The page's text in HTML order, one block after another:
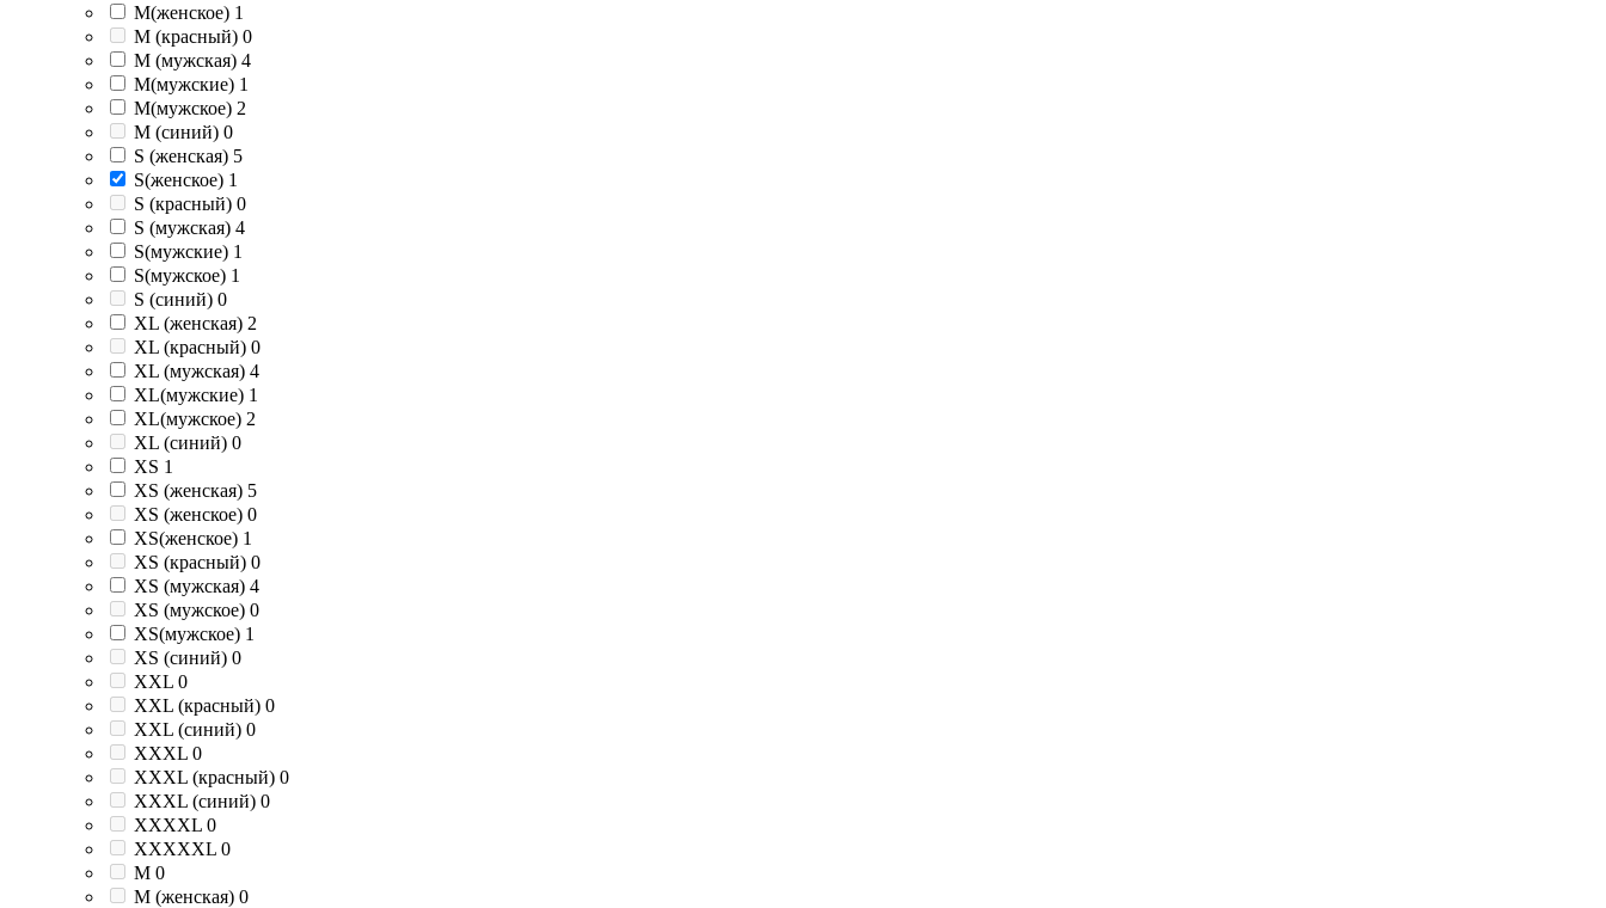
M(женское) 1
M (красный) 0
M (мужская) 4
M(мужские) 1
M(мужское) 2
M (синий) 0
S (женская) 5
S(женское) 1
S (красный) 0
S (мужская) 4
S(мужские) 1
S(мужское) 1
S (синий) 0
XL (женская) 2
XL (красный) 0
XL (мужская) 4
XL(мужские) 1
XL(мужское) 2
XL (синий) 0
XS 1
XS (женская) 5
XS (женское) 0
XS(женское) 1
XS (красный) 0
XS (мужская) 4
XS (мужское) 0
XS(мужское) 1
XS (синий) 0
XXL 0
XXL (красный) 0
XXL (синий) 0
XXXL 0
XXXL (красный) 0
XXXL (синий) 0
XXXXL 0
XXXXXL 0
М 0
М (женская) 0